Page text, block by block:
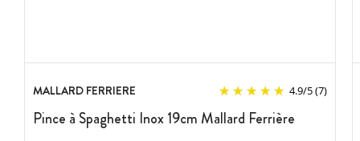
MALLARD FERRIERE 4.9/5(7)
Pince à Spaghetti Inox 19cm Mallard Ferrière